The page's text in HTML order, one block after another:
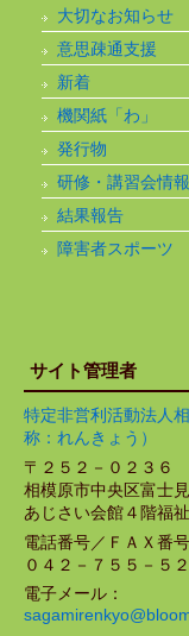
大切なお知らせ
意思疎通支援
新着
機関紙「わ」
発行物
研修・講習会情報
結果報告
障害者スポーツ
サイト管理者
特定非営利活動法人
称：れんきょう）
〒２５２－０２３６
相模原市中央区富士
あじさい会館４階福
電話番号／ＦＡＸ番号
０４２－７５５－５
電子メール：